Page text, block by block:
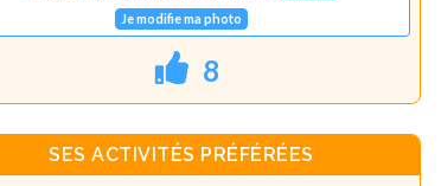
Je modifie ma photo
8
SES ACTIVITÉS PRÉFÉRÉES